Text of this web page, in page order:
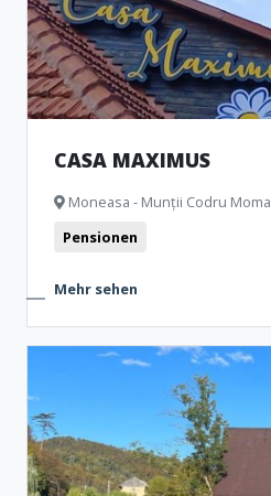
CASA MAXIMUS
Moneasa - Munții Codru Moma
Pensionen
Mehr sehen